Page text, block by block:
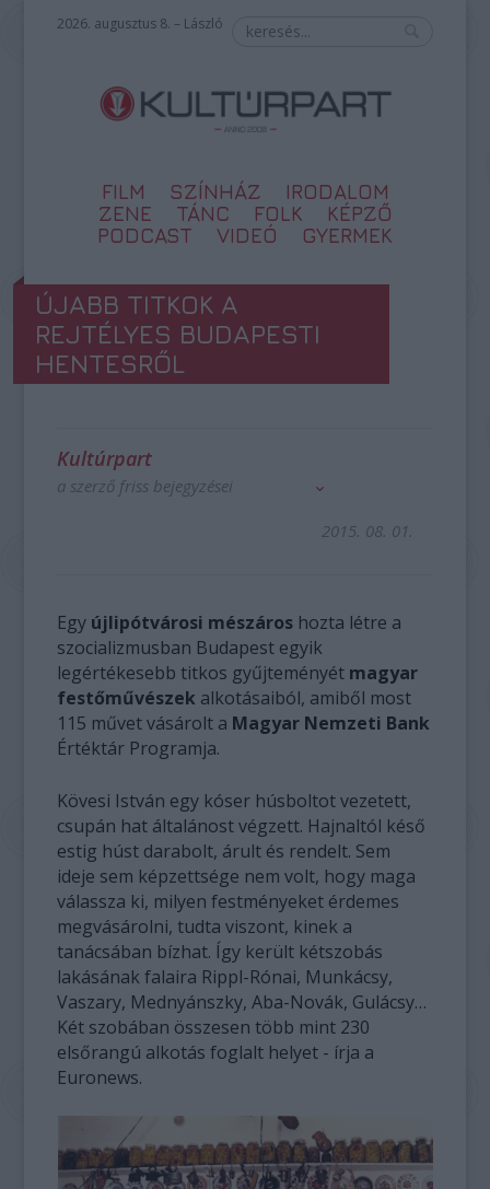
2026. augusztus 8. – László
FILM SZÍNHÁZ
IRODALOM
ZENE
TÁNC FOLK
KÉPZŐ
PODCAST
VIDEÓ GYERMEK
ÚJABB TITKOK A
REJTÉLYES BUDAPESTI
HENTESRŐL
Kultúrpart
a szerző friss bejegyzései
2015. 08. 01.
Egy újlipótvárosi mészáros hozta létre a
szocializmusban Budapest egyik
legértékesebb titkos gyűjteményét magyar
festőművészek alkotásaiból, amiből most
115 művet vásárolt a Magyar Nemzeti Bank
Értéktár Programja.
Kövesi István egy kóser húsboltot vezetett,
csupán hat általánost végzett. Hajnaltól késő
estig húst darabolt, árult és rendelt. Sem
ideje sem képzettsége nem volt, hogy maga
válassza ki, milyen festményeket érdemes
megvásárolni, tudta viszont, kinek a
tanácsában bízhat. Így került kétszobás
lakásának falaira Rippl-Rónai, Munkácsy,
Vaszary, Mednyánszky, Aba-Novák, Gulácsy…
Két szobában összesen több mint 230
elsőrangú alkotás foglalt helyet - írja a
Euronews.